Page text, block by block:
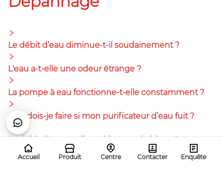
Le débit d’eau diminue-t-il soudainement ?
L'eau a-t-elle une odeur étrange ?
La pompe à eau fonctionne-t-elle constamment ?
Que dois-je faire si mon purificateur d’eau fuit ?
Le débit d'eau est-il trouble avec du blanc ?
Accueil Produit Centre Contacter Enquête